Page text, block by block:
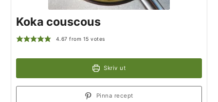
Koka couscous
4.67 from 15 votes
Skriv ut
Pinna recept